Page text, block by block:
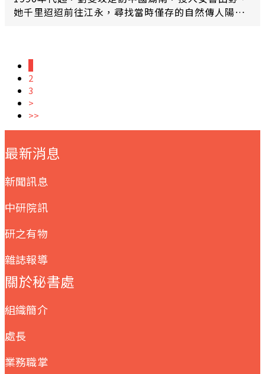
她千里迢迢前往江永，尋找當時僅存的自然傳人陽煥
學家如何挖掘文化背後的動人故事。
2
3
>
>>
最新消息
新聞訊息
中研院訊
研之有物
雜誌報導
關於秘書處
組織簡介
處長
業務職掌